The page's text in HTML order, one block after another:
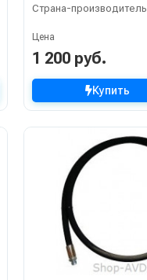
Страна-производитель
Цена
1 200 руб.
Купить